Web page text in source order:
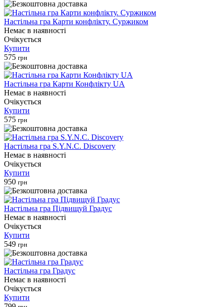
Настільна гра Карти конфлікту. Суржиком
Немає в наявності
Очікується
Купити
575 грн
Настільна гра Карти Конфлікту UA
Немає в наявності
Очікується
Купити
575 грн
Настільна гра S.Y.N.C. Discovery
Немає в наявності
Очікується
Купити
950 грн
Настільна гра Підвищуй Градус
Немає в наявності
Очікується
Купити
549 грн
Настільна гра Градус
Немає в наявності
Очікується
Купити